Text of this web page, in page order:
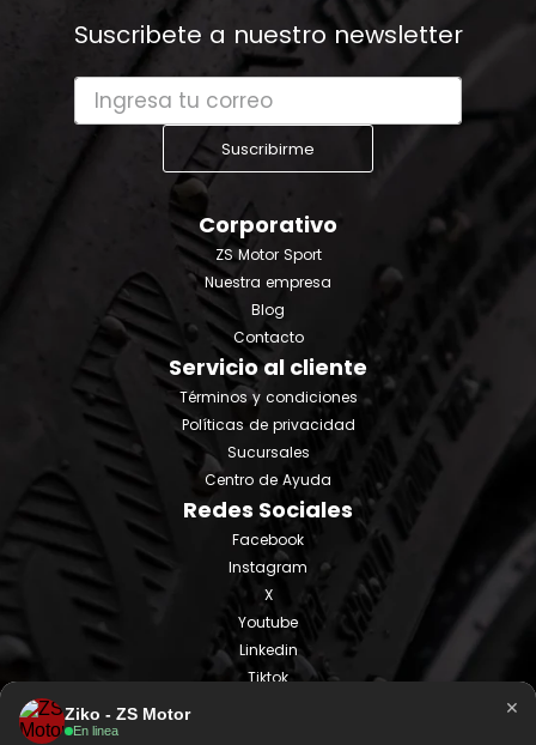
Suscribete a nuestro newsletter
Suscribirme
Corporativo
ZS Motor Sport
Nuestra empresa
Blog
Contacto
Servicio al cliente
Términos y condiciones
Políticas de privacidad
Sucursales
Centro de Ayuda
Redes Sociales
Facebook
Instagram
X
Youtube
Linkedin
Tiktok
Ziko - ZS Motor
En linea
×